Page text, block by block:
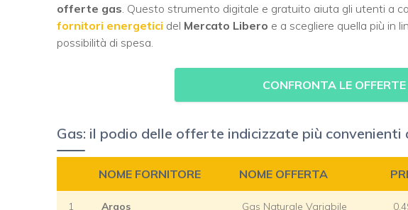
offerte gas . Questo strumento digitale e gratuito aiuta gli utenti a
fornitori energetici del Mercato Libero e a scegliere quella più in
possibilità di spesa.
CONFRONTA LE
Gas: il podio delle offerte indicizzate più convenienti
NOME FORNITORE NOME OFFERTA
1 Argos Gas Naturale Variabile